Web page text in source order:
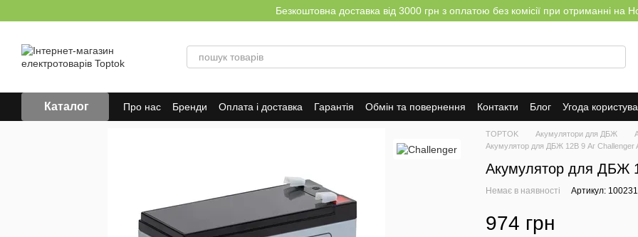
Безкоштовна доставка від 3000 грн з оплатою без комісії при отриманні на
Каталог Про нас Бренди Оплата і доставка Гарантія Обмін та повернення Контакти Блог Угода
TOPTOK Акумулятори для ДБЖ
Акумулятор для ДБЖ 12В 9 Аг Challenger
Акумулятор для ДБЖ
Немає в наявності Артикул: 100231
974 грн